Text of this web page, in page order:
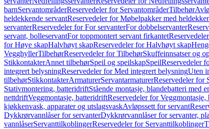
barnServantområderReservedeler for ServantområderTilbehør
heldekkende servantReservedeler for Møbelpakker med
servanterReservedeler for For servanterFor dobbelservanter
servant, bolleservantFor toppmontert servant firkantet
for Høye skapHalvhøyt skapReservedeler for Halvhøyt skap
VegghyllerTilbehørReservedeler for TilbehørSkuffeinnsatser og
StikkontakterAnnet tilbehørSpeil og speilskapSpeilReservedeler
integrert belysningReservedeler for Med integrert belysningUten
tilbehørStikkontakterArmaturerServantarmaturerReservedeler for
Stativmontering, batteridriftStående montasje, blandebatteri med
nettdriftVeggmontasje, batteridriftReservedeler for
kjøkkenvask, apparater og utslagsvaskAvløpssett for servant
Dykkrørvannlåser for servanterDykkrørvannlåser for servanter,
vannlåserServanttilkoblingerReservedeler for Servanttilkoblinger